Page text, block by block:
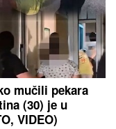
mučili pekara
(30) je u
VIDEO)